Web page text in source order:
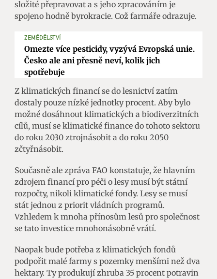
složité přepravovat a s jeho zpracováním je
spojeno hodně byrokracie. Což farmáře odrazuje.
ZEMĚDĚLSTVÍ
Omezte více pesticidy, vyzývá Evropská unie.
Česko ale ani přesně neví, kolik jich
spotřebuje
Z klimatických financí se do lesnictví zatím
dostaly pouze nízké jednotky procent. Aby bylo
možné dosáhnout klimatických a biodiverzitních
cílů, musí se klimatické finance do tohoto sektoru
do roku 2030 ztrojnásobit a do roku 2050
zčtyřnásobit.
Současně ale zpráva FAO konstatuje, že hlavním
zdrojem financí pro péči o lesy musí být státní
rozpočty, nikoli klimatické fondy. Lesy se musí
stát jednou z priorit vládních programů.
Vzhledem k mnoha přínosům lesů pro společnost
se tato investice mnohonásobně vrátí.
Naopak bude potřeba z klimatických fondů
podpořit malé farmy s pozemky menšími než dva
hektary. Ty produkují zhruba 35 procent potravin